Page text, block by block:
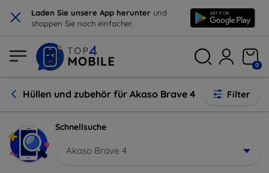
× Laden Sie unsere App herunter und
shoppen Sie noch einfacher.
0
Hüllen und zubehör für Akaso Brave 4 Filter
Schnellsuche
Akaso Brave 4